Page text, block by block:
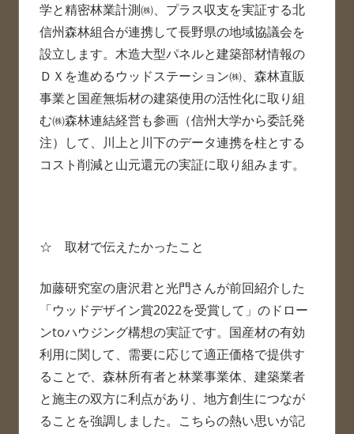
学と精密林業計測㈱、プラス収支を実証する北
信州森林組合が連携して長野県の地域協議会を
設立します。木造大型パネルと建築部材情報の
ＤＸを進めるウッドステーション㈱、森林直販
事業と国産無垢材の建築使用の活性化に取り組
む㈱森林連結経営も参画（信州大学から委託発
注）して、川上と川下のデータ連携を柱とする
コスト削減と山元還元の実証に取り組みます。
☆ 取材で伝えたかったこと
加藤研究室の唐沢君と光門さんが前回紹介した
「ウッドデザイン賞2022を受賞して」のドロー
ンtoハウジング構想の実証です。国産材の有効
利用に関して、需要に応じて適正価格で提供す
ることで、森林所有者と林業事業体、建築業者
と施主の双方に利点があり、地方創生につなが
ることを強調しました。こちらの熱い思いが記